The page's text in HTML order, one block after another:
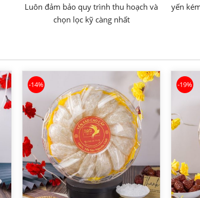
Luôn đảm bảo quy trình thu hoạch và
chọn lọc kỹ càng nhất
yến
-14% -19%